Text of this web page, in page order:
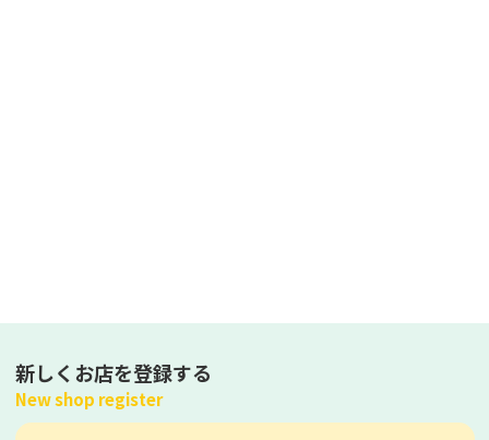
新しくお店を登録する
New shop register